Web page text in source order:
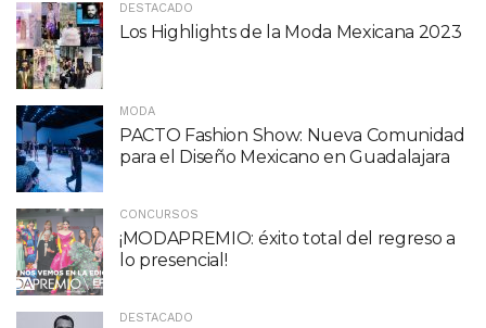
DESTACADO
Los Highlights de la Moda Mexicana 2023
MODA
PACTO Fashion Show: Nueva Comunidad
para el Diseño Mexicano en Guadalajara
CONCURSOS
¡MODAPREMIO: éxito total del regreso a
lo presencial!
DESTACADO